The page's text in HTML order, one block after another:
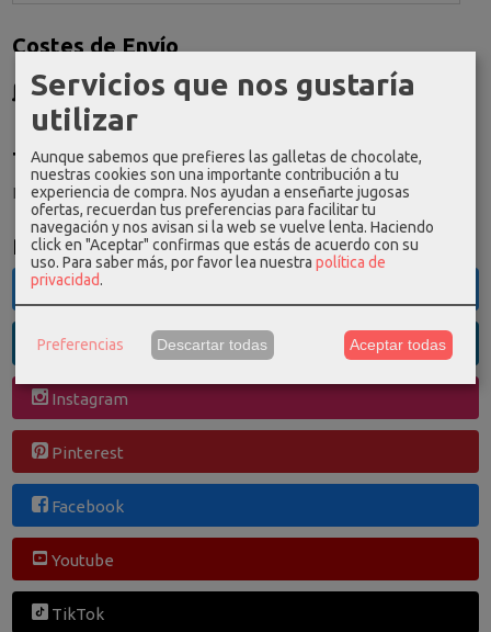
Costes de Envío
GRATIS *
Consultar Destinos
Tu Carrito (0)
El carrito de la compra está vacío
Redes Sociales
Twitter
Linkedin
Instagram
Pinterest
Facebook
Youtube
TikTok
Servicios que nos gustaría
utilizar
Aunque sabemos que prefieres las galletas de chocolate,
nuestras cookies son una importante contribución a tu
experiencia de compra. Nos ayudan a enseñarte jugosas
ofertas, recuerdan tus preferencias para facilitar tu
navegación y nos avisan si la web se vuelve lenta. Haciendo
click en "Aceptar" confirmas que estás de acuerdo con su
uso. Para saber más, por favor lea nuestra política de
privacidad.
Preferencias Descartar todas Aceptar todas